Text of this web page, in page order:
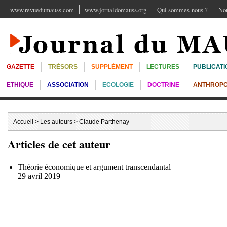
www.revuedumauss.com www.jornaldomauss.org Qui sommes-nous ?
GAZETTE TRÉSORS SUPPLÉMENT LECTURES
ETHIQUE ASSOCIATION ECOLOGIE DOCTRINE
Accueil > Les auteurs > Claude Parthenay
Articles de cet auteur
Théorie économique et argument transcendantal
29 avril 2019